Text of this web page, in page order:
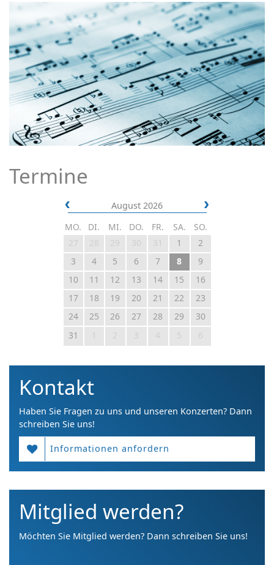
Termine
August 2026
MO.
DI. MI. DO. FR. SA.
SO.
27
29 30 31 1
2
3
4 5 6 7 8
9
10
11 12 13 14 15
16
17
18 19 20 21 22
23
24
25 26 27 28 29
30
31
2 3 4 5 6
Kontakt
Haben Sie Fragen zu uns und unseren Konzerten? Dann
schreiben Sie uns!
Informationen anfordern
Mitglied werden?
Möchten Sie Mitglied werden? Dann schreiben Sie uns!